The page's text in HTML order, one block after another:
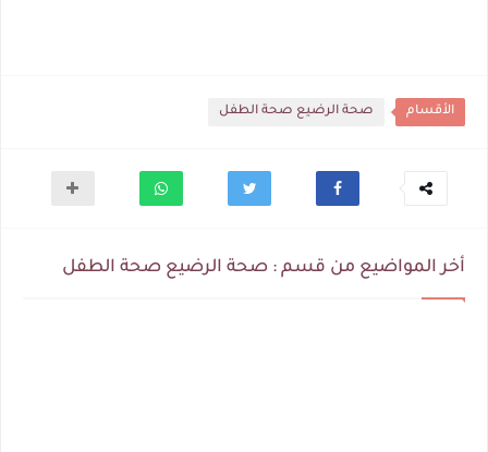
الأقسام صحة الرضيع صحة الطفل
أخر المواضيع من قسم : صحة الرضيع صحة الطفل